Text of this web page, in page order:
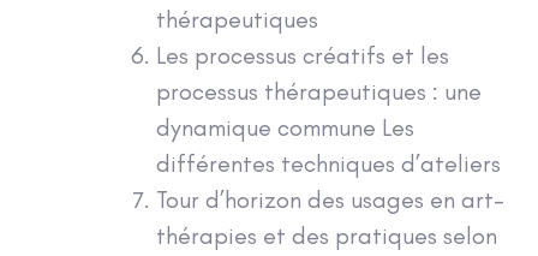
thérapeutiques
Les processus créatifs et les
processus thérapeutiques : une
dynamique commune Les
différentes techniques d’ateliers
Tour d’horizon des usages en art-
thérapies et des pratiques selon